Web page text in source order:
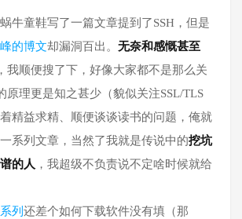
牛童鞋写了一篇文章提到了SSH，但是
的博文却漏洞百出。 无奈和感慨甚至
我顺便搜了下，好像大家都不是那么关
原理更是知之甚少（貌似关注SSL/TLS
精益求精、顺便谈谈读书的问题，俺就
系列文章，当然了我就是传说中的挖坑
的人 ，我超级不负责说不定啥时候就给
列还差个如何下载软件没有填（那